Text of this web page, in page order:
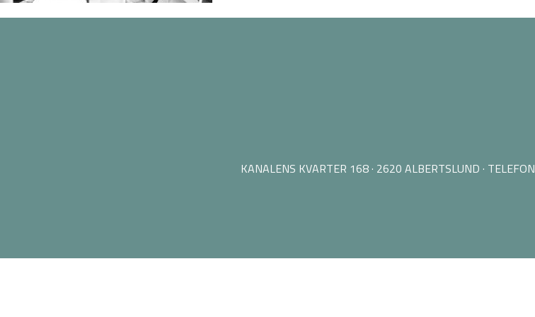
KANALENS KVARTER 168 · 2620 ALBERTSLUND · TELEFON